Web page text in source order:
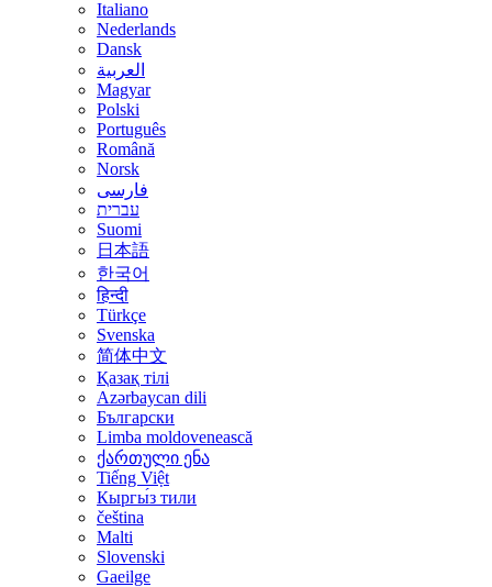
Italiano
Nederlands
Dansk
العربية
Magyar
Polski
Português
Română
Norsk
فارسی
עברית
Suomi
日本語
한국어
हिन्दी
Türkçe
Svenska
简体中文
Қазақ тілі
Azərbaycan dili
Български
Limba moldovenească
ქართული ენა
Tiếng Việt
Кыргы́з тили
čeština
Malti
Slovenski
Gaeilge